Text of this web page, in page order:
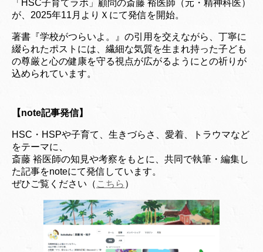
「HSC子育てラボ」顧問の斎藤 裕医師（元・精神科医）
が、2025年11月よりＸにて発信を開始。
著書『学校がつらいよ。』の引用を交えながら、丁寧に
綴られたポストには、繊細な気質を生まれ持った子ども
の尊厳と心の健康を守る視点が広がるようにとの祈りが
込められています。
【note記事発信】
HSC・HSPや子育て、生きづらさ、愛着、トラウマなど
をテーマに、
斎藤 裕医師の知見や考察をもとに、共同で執筆・編集し
た記事をnoteにて発信しています。
ぜひご覧ください（ こちら ）